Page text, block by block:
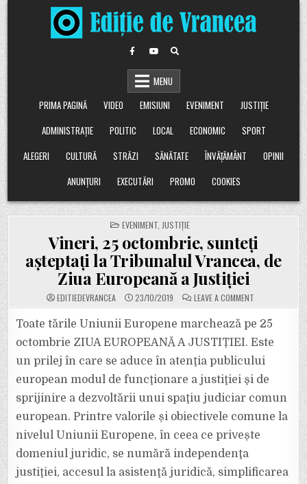
Skip
to
content
MENU
PRIMA PAGINĂ
VIDEO EMISIUNI EVENIMENT
JUSTIȚIE
ADMINISTRAȚIE
POLITIC LOCAL ECONOMIC
SPORT
ALEGERI
CULTURĂ STRĂZI SĂNĂTATE ÎNVĂȚĂMÂNT
OPINII
ANUNȚURI
EXECUTĂRI PROMO COOKIES
POSTED
IN
EVENIMENT JUSTIȚIE
Vineri, 25 octombrie, sunteți
așteptați la Tribunalul Vrancea, de
Ziua Europeană a Justiției
EDITIEDEVRANCEA 23/10/2019 LEAVE A COMMENTON
VINERI,
OCTOMBRIE,
SUNTEȚI
AȘTEPTAȚI
LA
TRIBUNALUL
VRANCEA,
ZIUA
A
JUSTIȚIEI
Toate tările Uniunii Europene marchează pe 25
octombrie ZIUA EUROPEANĂ A JUSTIȚIEI. Este
un prilej în care se aduce în atenţia publicului
european modul de funcţionare a justiţiei şi de
sprijinire a dezvoltării unui spaţiu judiciar comun
european. Printre valorile și obiectivele comune la
nivelul Uniunii Europene, în ceea ce privește
domeniul juridic, se numără independenţa
justiţiei, accesul la asistenţă juridică, simplificarea